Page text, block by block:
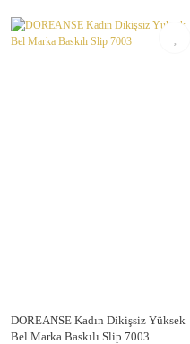
DOREANSE Kadın Dikişsiz Yüksek
Bel Marka Baskılı Slip 7003